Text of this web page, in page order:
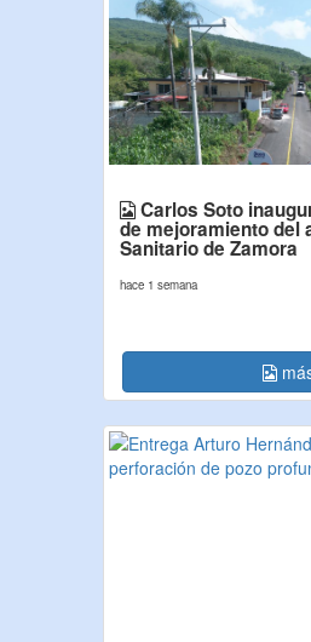
Carlos Soto
de mejoramiento del
Sanitario de Zamora
hace 1 semana